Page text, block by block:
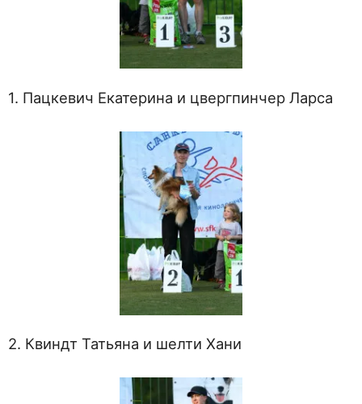
1. Пацкевич Екатерина и цвергпинчер Ларса
2. Квиндт Татьяна и шелти Хани